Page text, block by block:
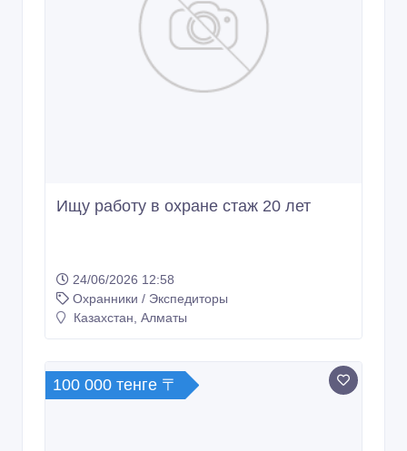
Ищу работу в охране стаж 20 лет
24/06/2026 12:58
Охранники / Экспедиторы
Казахстан, Алматы
100 000 тенге 〒